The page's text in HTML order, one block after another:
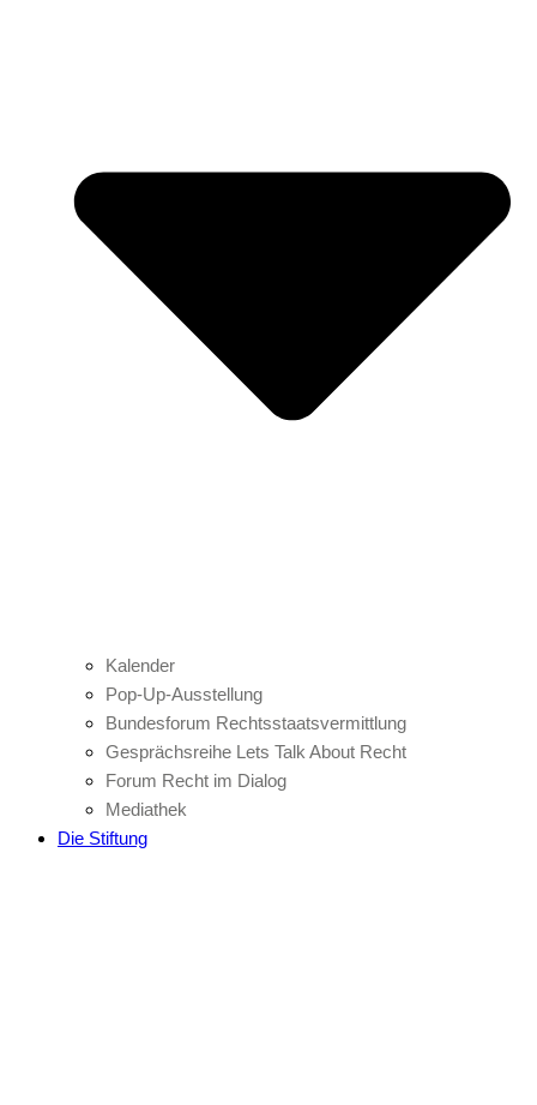
Kalender
Pop-Up-Ausstellung
Bundesforum Rechtsstaatsvermittlung
Gesprächsreihe Lets Talk About Recht
Forum Recht im Dialog
Mediathek
Die Stiftung